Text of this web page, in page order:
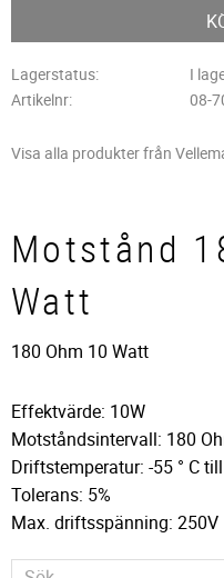
Lagerstatus
I
Artikelnr
08-
Visa alla produkter från
Motstånd
Watt
180 Ohm 10 Watt
Effektvärde: 10W
Motståndsintervall: 180
Driftstemperatur: -55 ° C
Tolerans: 5%
Max. driftsspänning: 250V